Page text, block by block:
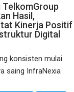
Hasil,
Kinerja Positif
Digital
konsisten mulai
saing InfraNexia